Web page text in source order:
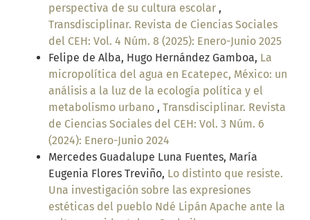
perspectiva de su cultura escolar ,
Transdisciplinar. Revista de Ciencias Sociales
del CEH: Vol. 4 Núm. 8 (2025): Enero-Junio 2025
Felipe de Alba, Hugo Hernández Gamboa, La
micropolítica del agua en Ecatepec, México: un
análisis a la luz de la ecología política y el
metabolismo urbano , Transdisciplinar. Revista
de Ciencias Sociales del CEH: Vol. 3 Núm. 6
(2024): Enero-Junio 2024
Mercedes Guadalupe Luna Fuentes, María
Eugenia Flores Treviño, Lo distinto que resiste.
Una investigación sobre las expresiones
estéticas del pueblo Ndé Lipán Apache ante la